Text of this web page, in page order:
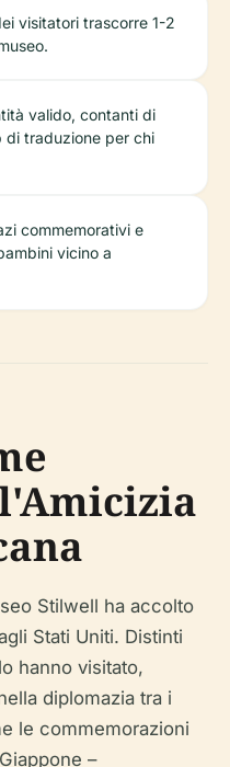
visitatori trascorre 1-2
valido, contanti di
di traduzione per chi
commemorativi e
vicino a
Stilwell ha accolto
Stati Uniti. Distinti
hanno visitato,
diplomazia tra i
le commemorazioni
–